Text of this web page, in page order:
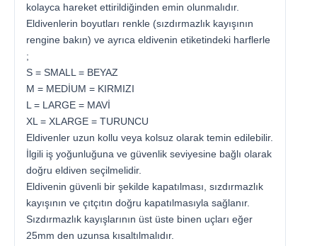
kolayca hareket ettirildiğinden emin olunmalıdır.
Eldivenlerin boyutları renkle (sızdırmazlık kayışının
rengine bakın) ve ayrıca eldivenin etiketindeki harflerle
;
S = SMALL = BEYAZ
M = MEDİUM = KIRMIZI
L = LARGE = MAVİ
XL = XLARGE = TURUNCU
Eldivenler uzun kollu veya kolsuz olarak temin edilebilir.
İlgili iş yoğunluğuna ve güvenlik seviyesine bağlı olarak
doğru eldiven seçilmelidir.
Eldivenin güvenli bir şekilde kapatılması, sızdırmazlık
kayışının ve çıtçıtın doğru kapatılmasıyla sağlanır.
Sızdırmazlık kayışlarının üst üste binen uçları eğer
25mm den uzunsa kısaltılmalıdır.